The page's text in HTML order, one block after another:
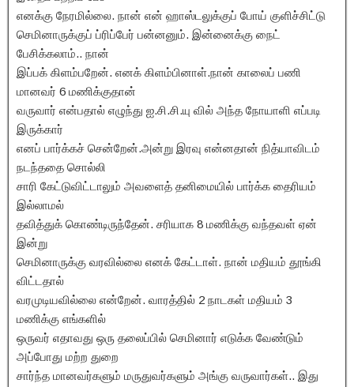
எனக்கு நேரமில்லை. நான் என் ஹாஸ்டலுக்குப் போய் குளிச்சிட்டு
செமினாருக்குப் ப்ரிப்பேர் பன்னனும். இன்னைக்கு நைட்
பேசிக்கலாம்.. நான்
இப்பக் கிளம்பறேன். எனக் கிளம்பினாள்.நான் காலைப் பணி
மானவர் 6 மணிக்குதான்
வருவார் என்பதால் எழுந்து ஐ.சி.சி.யு வில் அந்த நோயாளி எப்படி
இருக்கார்
எனப் பார்க்கச் சென்றேன்.அன்று இரவு என்னதான் நித்யாவிடம்
நடந்ததை சொல்லி
சாரி கேட்டுவிட்டாலும் அவளைத் தனிமையில் பார்க்க தைரியம்
இல்லாமல்
தவித்துக் கொண்டிருந்தேன். சரியாக 8 மணிக்கு வந்தவள் ஏன்
இன்று
செமினாருக்கு வரவில்லை எனக் கேட்டாள். நான் மதியம் தூங்கி
விட்டதால்
வரமுடியவில்லை என்றேன். வாரத்தில் 2 நாடகள் மதியம் 3
மணிக்கு எங்களில்
ஒருவர் எதாவது ஒரு தலைப்பில் செமினார் எடுக்க வேண்டும்
அப்போது மற்ற துறை
சார்ந்த மானவர்களும் மருதுவர்களும் அங்கு வருவார்கள்.. இது